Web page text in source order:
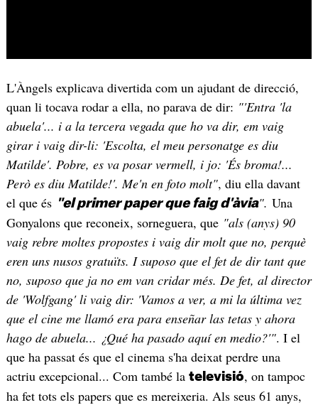
L'Àngels explicava divertida com un ajudant de direcció,
quan li tocava rodar a ella, no parava de dir: "'Entra 'la
abuela'... i a la tercera vegada que ho va dir, em vaig
girar i vaig dir-li: 'Escolta, el meu personatge es diu
Matilde'. Pobre, es va posar vermell, i jo: 'És broma!...
Però es diu Matilde!'. Me'n en foto molt", diu ella davant
el que és "el primer paper que faig d'àvia". Una
Gonyalons que reconeix, sorneguera, que "als (anys) 90
vaig rebre moltes propostes i vaig dir molt que no, perquè
eren uns nusos gratuïts. I suposo que el fet de dir tant que
no, suposo que ja no em van cridar més. De fet, al director
de 'Wolfgang' li vaig dir: 'Vamos a ver, a mi la última vez
que el cine me llamó era para enseñar las tetas y ahora
hago de abuela... ¿Qué ha pasado aquí en medio?'". I el
que ha passat és que el cinema s'ha deixat perdre una
actriu excepcional... Com també la televisió, on tampoc
ha fet tots els papers que es mereixeria. Als seus 61 anys,